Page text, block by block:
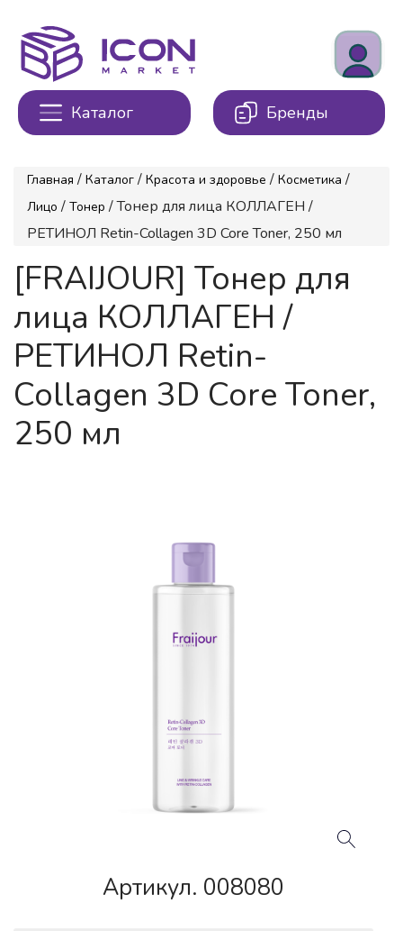
Каталог Бренды
Главная / Каталог / Красота и здоровье / Косметика /
Лицо / Тонер / Тонер для лица КОЛЛАГЕН /
РЕТИНОЛ Retin-Collagen 3D Core Toner, 250 мл
[FRAIJOUR] Тонер для
лица КОЛЛАГЕН /
РЕТИНОЛ Retin-
Collagen 3D Core Toner,
250 мл
Артикул. 008080